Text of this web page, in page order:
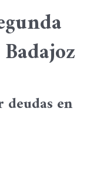
deudas en